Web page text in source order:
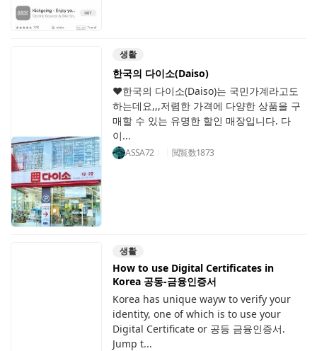
생활
한국의 다이소(Daiso)
♥한국의 다이소(Daiso)는 국민가계라고도
하는데요,,,저렴한 가격에 다양한 상품을 구
매할 수 있는 유명한 할인 매장입니다. 다
이...
ASSA72 閲覧数1873
생활
How to use Digital Certificates in
Korea 공동-금융인증서
Korea has unique wayw to verify your
identity, one of which is to use your
Digital Certificate or 공등 금융인증서.
Jump t...